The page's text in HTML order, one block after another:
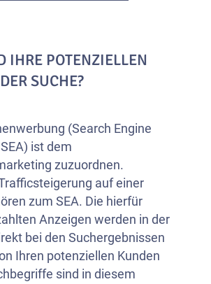
IHRE POTENZIELLEN
SUCHE?
(Search Engine
ist dem
zuzuordnen.
auf einer
zum SEA. Die hierfür
Anzeigen werden in der
bei den Suchergebnissen
Ihren potenziellen Kunden
sind in diesem